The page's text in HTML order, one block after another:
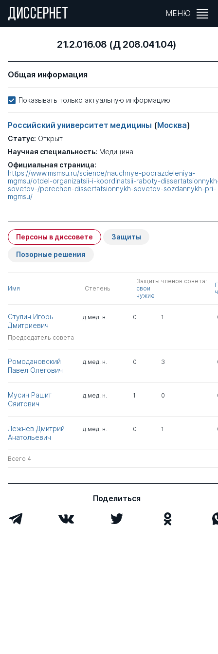
ДИССЕРНЕТ МЕНЮ
21.2.016.08 (Д 208.041.04)
Общая информация
Показывать только актуальную информацию
Российский университет медицины (Москва)
Статус: Открыт
Научная специальность: Медицина
Официальная страница:
https://www.msmsu.ru/science/nauchnye-podrazdeleniya-
mgmsu/otdel-organizatsii-i-koordinatsii-raboty-
sovetov-/perechen-dissertatsionnykh-sovetov-sozdannykh-pri-
mgmsu/
Персоны в диссовете Защиты
Позорные решения
Имя Степень
Защиты членов совета:
свои
чужие
Стулин Игорь
Дмитриевич
Председатель совета
д.мед. н. 0 1
Ромодановский
Павел Олегович
д.мед. н. 0 3
Мусин Рашит
Сяитович
д.мед. н. 1 0
Лежнев Дмитрий
Анатольевич
д.мед. н. 0 1
Всего 4
Поделиться